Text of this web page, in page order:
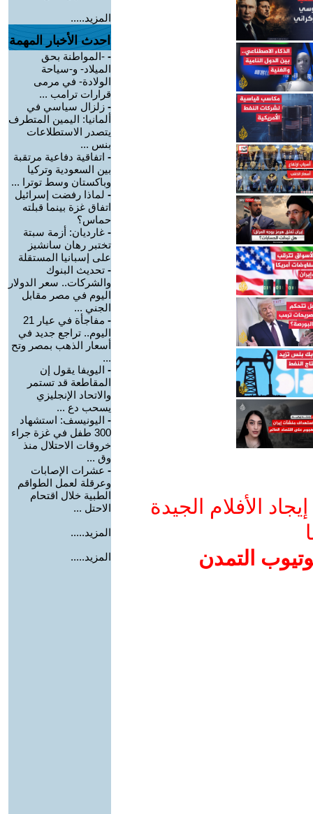
الأفلام الجيدة
التمدن
المزيد.....
احدث الأخبار المهمة
- -المواطنة بحق
الميلاد- و-سياحة
الولادة- في مرمى
قرارات ترامب ...
- زلزال سياسي في
ألمانيا: اليمين المتطرف
يتصدر الاستطلاعات
بنس ...
- اتفاقية دفاعية مرتقبة
بين السعودية وتركيا
وباكستان وسط توترا ...
- لماذا رفضت إسرائيل
اتفاق غزة بينما قبلته
حماس؟
- غارديان: أزمة سبتة
تختبر رهان سانشيز
على إسبانيا المستقلة
- تحديث البنوك
والشركات.. سعر الدولار
اليوم في مصر مقابل
الجني ...
-
مفاجأة في عيار 21
اليوم.. تراجع جديد في
أسعار الذهب بمصر وتح
...
- اليويفا يقول إن
المقاطعة قد تستمر
والاتحاد الإنجليزي
يسحب دع ...
- اليونيسف: استشهاد
300 طفل في غزة جراء
خروقات الاحتلال منذ
وق ...
- عشرات الإصابات
وعرقلة لعمل الطواقم
الطبية خلال اقتحام
الاحتل ...
المزيد.....
المزيد.....